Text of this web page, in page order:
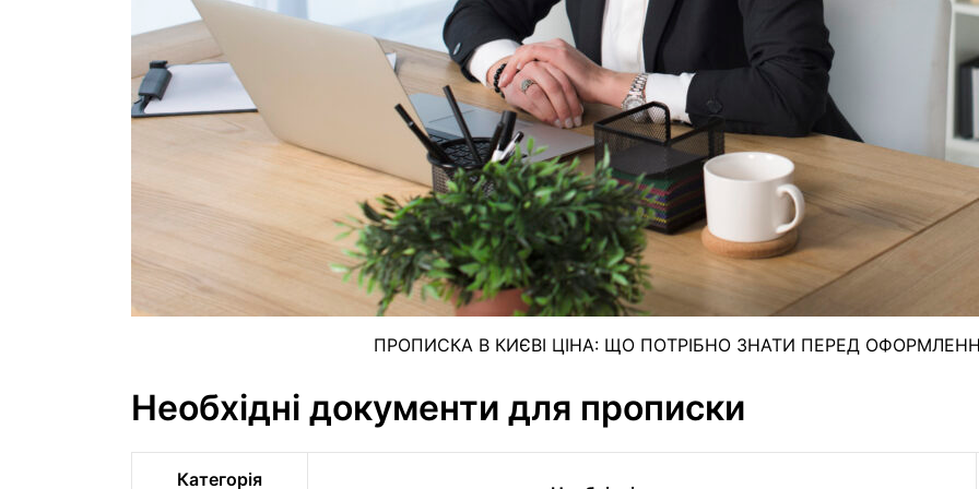
ПРОПИСКА В КИЄВІ ЦІНА: ЩО ПОТРІБНО ЗНАТИ ПЕРЕД
Необхідні документи для прописки
Категорія